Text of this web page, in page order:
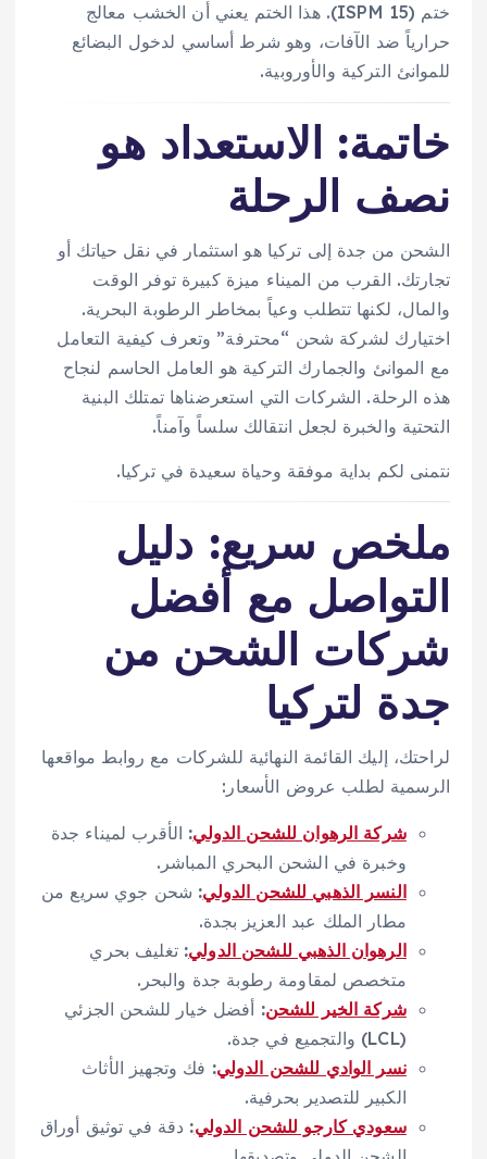
ختم (ISPM 15). هذا الختم يعني أن الخشب معالج
حرارياً ضد الآفات، وهو شرط أساسي لدخول البضائع
للموانئ التركية والأوروبية.
خاتمة: الاستعداد هو
نصف الرحلة
الشحن من جدة إلى تركيا هو استثمار في نقل حياتك أو
تجارتك. القرب من الميناء ميزة كبيرة توفر الوقت
والمال، لكنها تتطلب وعياً بمخاطر الرطوبة البحرية.
اختيارك لشركة شحن “محترفة” وتعرف كيفية التعامل
مع الموانئ والجمارك التركية هو العامل الحاسم لنجاح
هذه الرحلة. الشركات التي استعرضناها تمتلك البنية
التحتية والخبرة لجعل انتقالك سلساً وآمناً.
نتمنى لكم بداية موفقة وحياة سعيدة في تركيا.
ملخص سريع: دليل
التواصل مع أفضل
شركات الشحن من
جدة لتركيا
لراحتك، إليك القائمة النهائية للشركات مع روابط مواقعها
الرسمية لطلب عروض الأسعار:
شركة الرهوان للشحن الدولي: الأقرب لميناء جدة
وخبرة في الشحن البحري المباشر.
النسر الذهبي للشحن الدولي: شحن جوي سريع من
مطار الملك عبد العزيز بجدة.
الرهوان الذهبي للشحن الدولي: تغليف بحري
متخصص لمقاومة رطوبة جدة والبحر.
شركة الخير للشحن: أفضل خيار للشحن الجزئي
(LCL) والتجميع في جدة.
نسر الوادي للشحن الدولي: فك وتجهيز الأثاث
الكبير للتصدير بحرفية.
سعودي كارجو للشحن الدولي: دقة في توثيق أوراق